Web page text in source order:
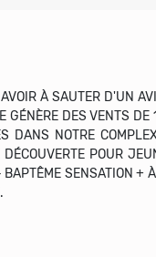
À SAUTER D'UN
GÉNÈRE DES VENTS
DANS NOTRE
POUR
SENSATION +